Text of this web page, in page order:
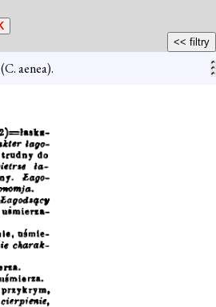
(C. aenea).